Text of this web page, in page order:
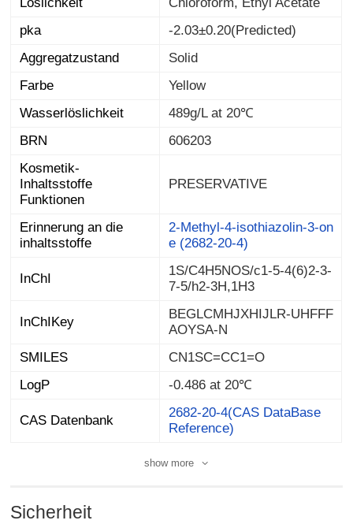
pka
-2.03±0.20(Predicted)
Aggregatzustand
Solid
Farbe
Yellow
Wasserlöslichkeit
489g/L at 20℃
BRN
606203
Kosmetik-
Inhaltsstoffe
Funktionen
PRESERVATIVE
Erinnerung an die
inhaltsstoffe
2-Methyl-4-isothiazolin-3-on
e (2682-20-4)
InChI
1S/C4H5NOS/c1-5-4(6)2-3-
7-5/h2-3H,1H3
InChIKey
BEGLCMHJXHIJLR-UHFFF
AOYSA-N
SMILES
CN1SC=CC1=O
LogP
-0.486 at 20℃
CAS Datenbank
2682-20-4(CAS DataBase
Reference)
show more
Sicherheit